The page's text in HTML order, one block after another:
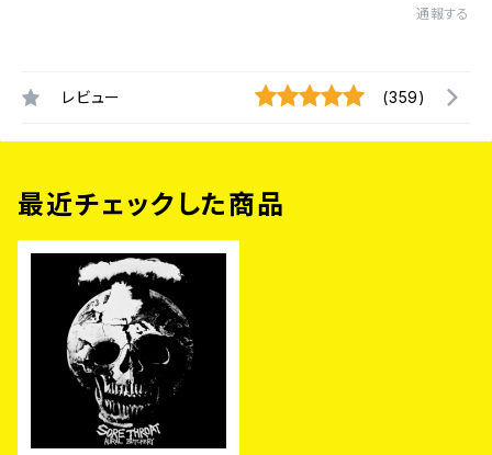
通報する
レビュー (359)
最近チェックした商品